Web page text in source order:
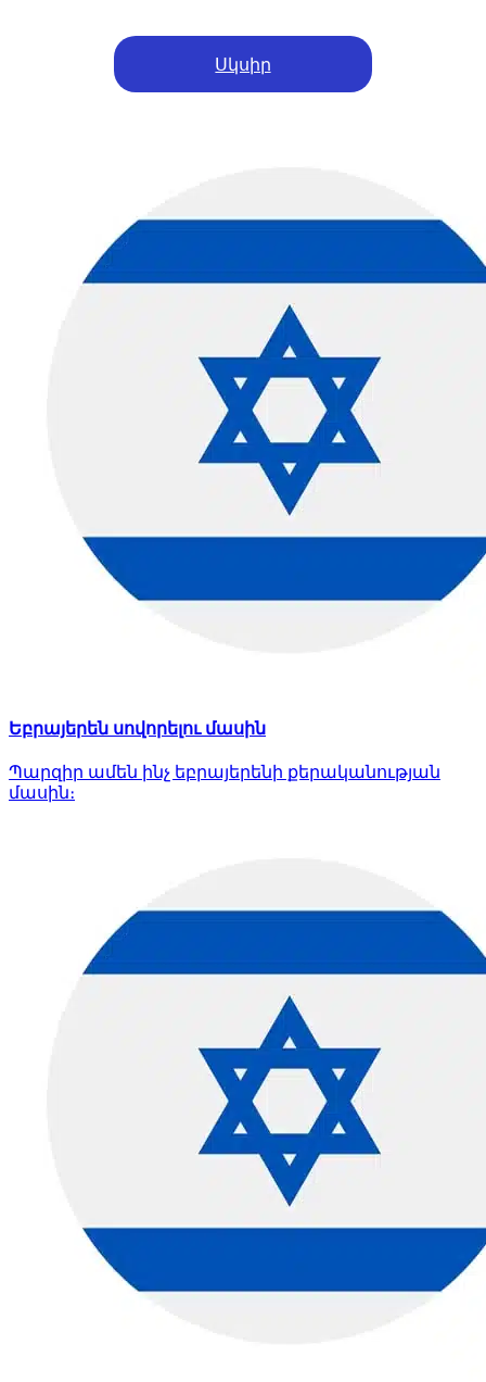
Սկսիր
Եբրայերեն սովորելու մասին
Պարզիր ամեն ինչ եբրայերենի քերականության
մասին։